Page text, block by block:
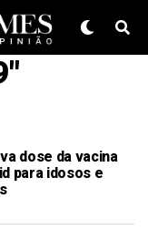
dose da vacina
para idosos e